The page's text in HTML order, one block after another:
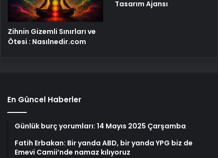
Zihnin Gizemli Sınırları ve
Ötesi : Nasılnedir.com
Tasarım Ajansı
En Güncel Haberler
Günlük burç yorumları: 14 Mayıs 2025 Çarşamba
Fatih Erbakan: Bir yanda ABD, bir yanda YPG biz de
Emevi Camii’nde namaz kılıyoruz